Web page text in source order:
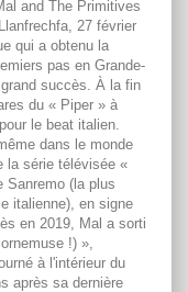
and The Primitives
27 février
qui a obtenu la
pas en Grande-
succès. À la fin
du « Piper » à
le beat italien.
dans le monde
la série télévisée «
Sanremo (la plus
italienne), en signe
en 2019, Mal a sorti
!) »,
à l'intérieur du
après sa dernière